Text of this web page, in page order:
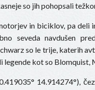
so jih pohopsali
in biciklov, pa deli
seveda navdušen
so le trije, katerih
legende kot so Blomquist,
14.914274°),